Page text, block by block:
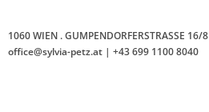
1060 WIEN .GUMPENDORFERSTRASSE 16/8
office@sylvia-petz.at | +43 699 1100 8040